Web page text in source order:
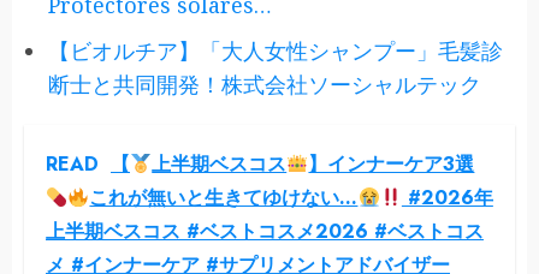
【ビオルチア】「大人女性シャンプー」毛髪診
断士と共同開発！株式会社ソーシャルテック
READ 【 上半期ベスコス
】インナーケア3選
これが無いと生きてゆけない…
#2026年
上半期ベスコス #ベストコスメ2026 #ベストコス
メ #インナーケア #サプリメントアドバイザー